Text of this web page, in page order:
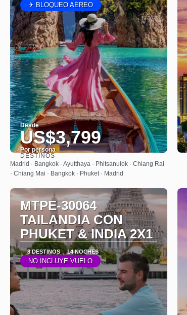
✈ BLOQUEO AEREO
Desde
US$3,799
Por persona
Ver
DESTINOS
Madrid · Bangkok · Ayutthaya · Phitsanulok · Chiang Rai
· Chiang Mai · Bangkok · Phuket · Madrid
MTPE-30064
TAILANDIA CON
PHUKET & INDIA 2X1
8 DESTINOS 14 NOCHES
NO INCLUYE VUELO